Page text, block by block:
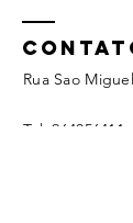
Rua Sao
Tel:964056411